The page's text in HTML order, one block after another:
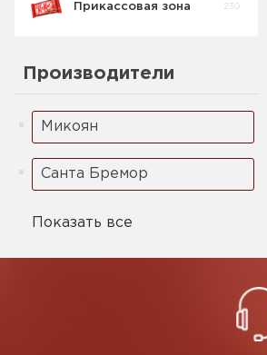
Прикассовая зона 230
Производители
Микоян
Санта Бремор
Показать все